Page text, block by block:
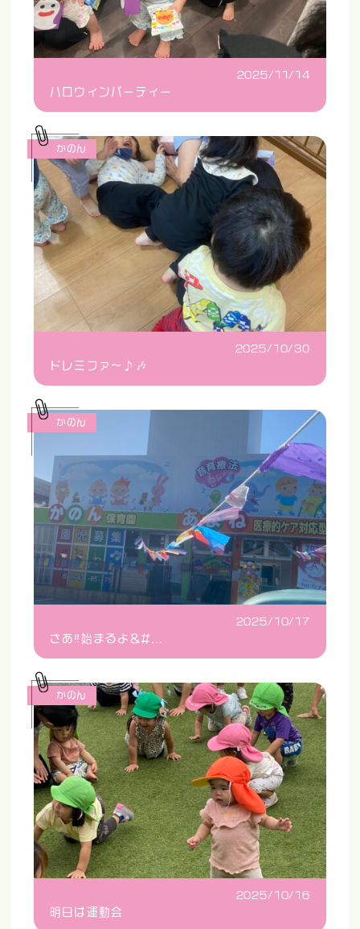
2025/11/14
ハロウィンパーティー
2025/10/30
ドレミファ〜♪🎶
かのん
2025/10/17
さあ‼️始まるよ&#...
かのん
2025/10/16
明日は運動会
かのん